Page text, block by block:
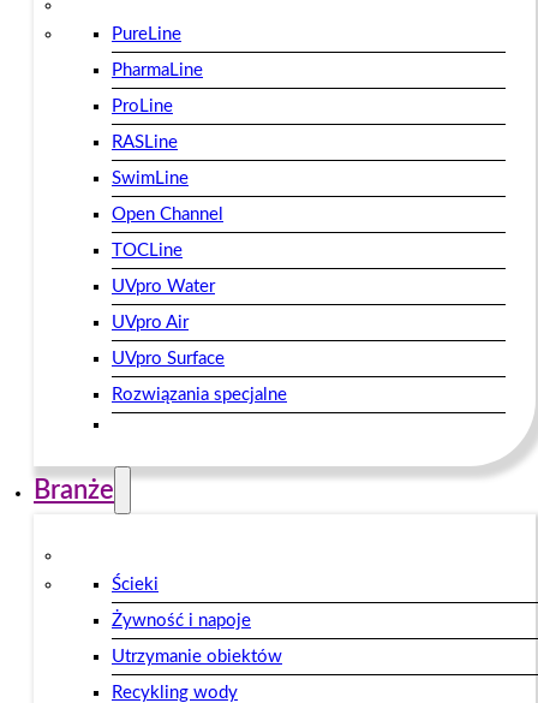
PureLine
PharmaLine
ProLine
RASLine
SwimLine
Open Channel
TOCLine
UVpro Water
UVpro Air
UVpro Surface
Rozwiązania specjalne
Branże
Ścieki
Żywność i napoje
Utrzymanie obiektów
Recykling wody